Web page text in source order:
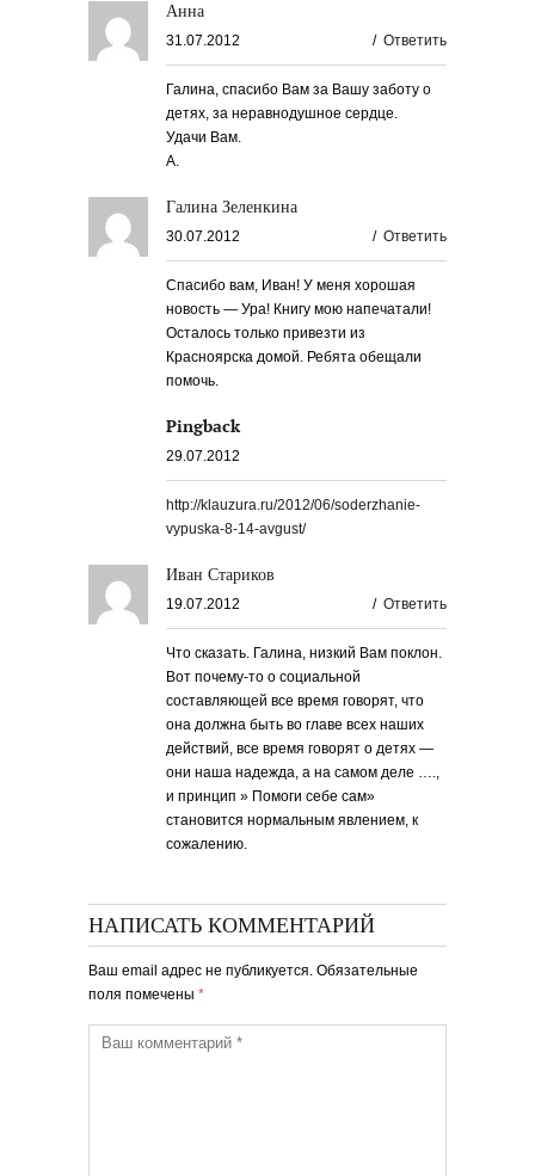
Анна
31.07.2012 / Ответить
Галина, спасибо Вам за Вашу заботу о
детях, за неравнодушное сердце.
Удачи Вам.
А.
Галина Зеленкина
30.07.2012 / Ответить
Спасибо вам, Иван! У меня хорошая
новость — Ура! Книгу мою напечатали!
Осталось только привезти из
Красноярска домой. Ребята обещали
помочь.
Pingback
29.07.2012
http://klauzura.ru/2012/06/soderzhanie-
vypuska-8-14-avgust/
Иван Стариков
19.07.2012 / Ответить
Что сказать. Галина, низкий Вам поклон.
Вот почему-то о социальной
составляющей все время говорят, что
она должна быть во главе всех наших
действий, все время говорят о детях —
они наша надежда, а на самом деле ….,
и принцип » Помоги себе сам»
становится нормальным явлением, к
сожалению.
НАПИСАТЬ КОММЕНТАРИЙ
Ваш email адрес не публикуется. Обязательные
поля помечены *